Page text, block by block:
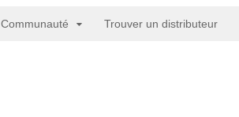
Communauté Trouver un distributeur